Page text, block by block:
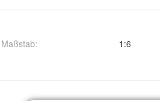
Maßstab: 1:6